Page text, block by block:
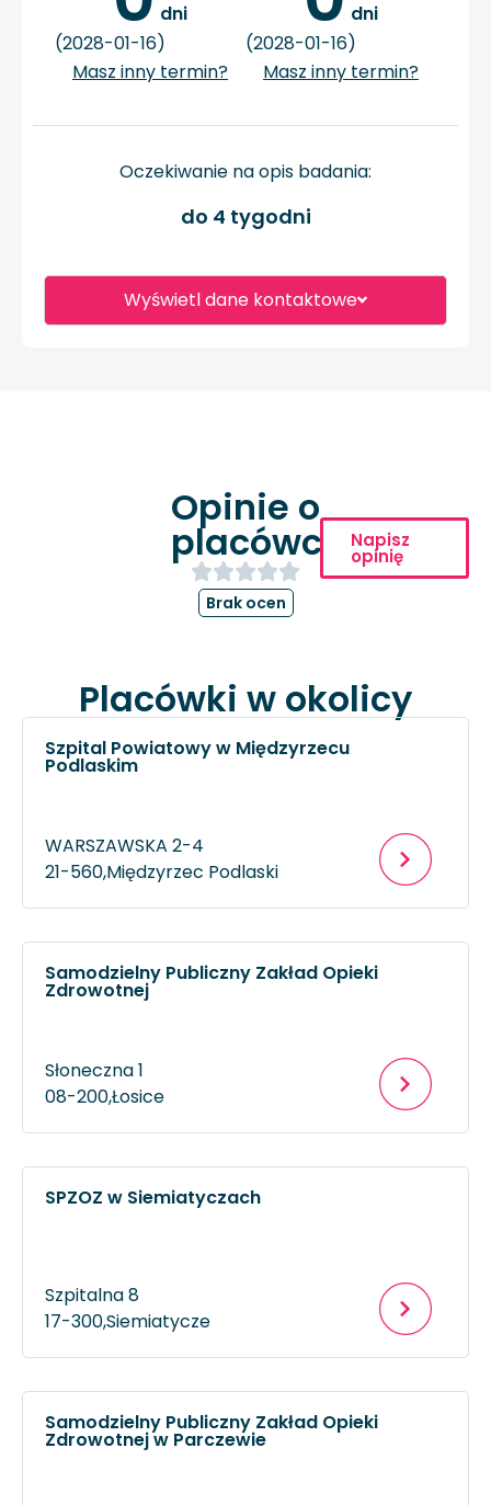
Wyświetl dane kontaktowe
dni
(2028-01-16)
Masz inny termin?
dni
(2028-01-16)
Masz inny termin?
Oczekiwanie na opis badania:
do 4 tygodni
Opinie o
placówce
Brak ocen
Napisz
opinię
Placówki w okolicy
Szpital Powiatowy w Międzyrzecu
Podlaskim
WARSZAWSKA 2-4
21-560,Międzyrzec Podlaski
Samodzielny Publiczny Zakład Opieki
Zdrowotnej
Słoneczna 1
08-200,Łosice
SPZOZ w Siemiatyczach
Szpitalna 8
17-300,Siemiatycze
Samodzielny Publiczny Zakład Opieki
Zdrowotnej w Parczewie